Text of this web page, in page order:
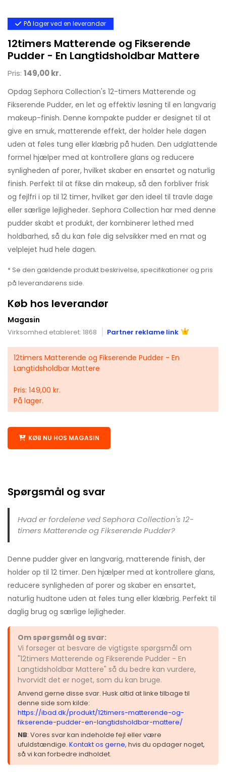
På lager ved en leverandør
12timers Matterende og Fikserende
Pudder - En Langtidsholdbar Mattere
Pris: 149,00 kr.
Opdag Sephora Collection's 12-timers Matterende og
Fikserende Pudder, en let og effektiv løsning til en langvarig
makeup-finish. Denne kompakte pudder er designet til at
give en smuk, matterende effekt, der holder hele dagen
uden at føles tung eller klæbrig på huden. Den udglattende
formel hjælper med at kontrollere glans og reducere
synligheden af porer, hvilket skaber en ensartet og naturlig
finish. Perfekt til at fikse din makeup, så den forbliver frisk
og fejlfri i op til 12 timer, hvilket gør den ideel til travle dage
eller særlige lejligheder. Sephora Collection har med denne
pudder skabt et produkt, der kombinerer lethed med
holdbarhed, så du kan føle dig selvsikker med en mat og
velplejet hud hele dagen.
* Se den gældende produkt beskrivelse, specifikationer og pris
på leverandørens side.
Køb hos leverandør
Magasin
Virksomhed etableret: 1868 Partner reklame link
12timers Matterende og Fikserende Pudder - En
Langtidsholdbar Mattere
Pris: 149,00 kr.
På lager.
KØB NU HOS MAGASIN
Spørgsmål og svar
Hvad er fordelene ved Sephora Collection's 12-
timers Matterende og Fikserende Pudder?
Denne pudder giver en langvarig, matterende finish, der
holder op til 12 timer. Den hjælper med at kontrollere glans,
reducere synligheden af porer og skaber en ensartet,
naturlig hudtone uden at føles tung eller klæbrig. Perfekt til
daglig brug og særlige lejligheder.
Om spørgsmål og svar:
Vi forsøger at besvare de vigtigste spørgsmål om
"12timers Matterende og Fikserende Pudder - En
Langtidsholdbar Mattere" så du bedre kan vurdere,
hvorvidt det er noget, som du kan bruge.
Anvend gerne disse svar. Husk altid at linke tilbage til
denne side som kilde:
https://ibad.dk/produkt/12timers-matterende-og-
fikserende-pudder-en-langtidsholdbar-mattere/
NB: Vores svar kan indeholde fejl eller være
ufuldstændige. Kontakt os gerne, hvis du opdager noget,
så vi kan forbedre indholdet.